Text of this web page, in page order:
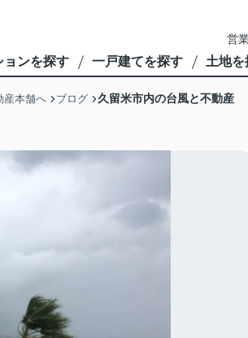
営
ョンを探す 一戸建てを探す 土地を
産本舗へ ブログ 久留米市内の台風と不動産